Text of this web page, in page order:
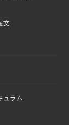
文
ュラム